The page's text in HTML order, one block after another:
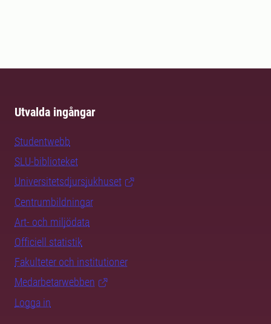
Utvalda ingångar
Studentwebb
SLU-biblioteket
Universitetsdjursjukhuset
Centrumbildningar
Art- och miljödata
Officiell statistik
Fakulteter och institutioner
Medarbetarwebben
Logga in